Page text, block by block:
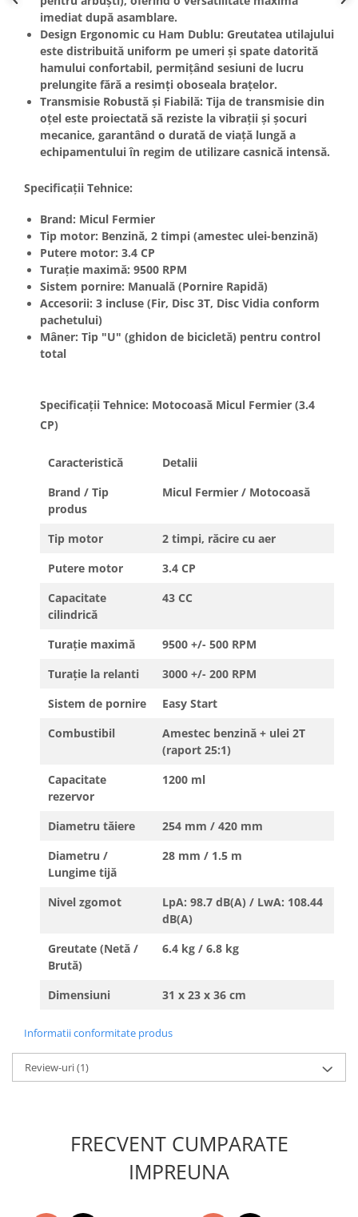
Unelte Gradinarit
Ventilatoare & Sisteme Racire
Aparate de aer conditionat
Ventilatoare
Zootehnie
Foarfeci tuns oi
Incubatoare oua
imediat după asamblare.
Design Ergonomic cu Ham Dublu: Greutatea utilajului
este distribuită uniform pe umeri și spate datorită
hamului confortabil, permițând sesiuni de lucru
prelungite fără a resimți oboseala brațelor.
Transmisie Robustă și Fiabilă: Tija de transmisie din
oțel este proiectată să reziste la vibrații și șocuri
mecanice, garantând o durată de viață lungă a
echipamentului în regim de utilizare casnică intensă.
Specificații Tehnice:
Brand: Micul Fermier
Tip motor: Benzină, 2 timpi (amestec ulei-benzină)
Putere motor: 3.4 CP
Turație maximă: 9500 RPM
Sistem pornire: Manuală (Pornire Rapidă)
Accesorii: 3 incluse (Fir, Disc 3T, Disc Vidia conform
pachetului)
Mâner: Tip "U" (ghidon de bicicletă) pentru control
total
Specificații Tehnice: Motocoasă Micul Fermier (3.4
CP)
Caracteristică
Detalii
Brand / Tip
produs
Micul Fermier / Motocoasă
Tip motor
2 timpi, răcire cu aer
Putere motor
3.4 CP
Capacitate
cilindrică
43 CC
Turație maximă
9500 +/- 500 RPM
Turație la relanti
3000 +/- 200 RPM
Sistem de pornire
Easy Start
Combustibil
Amestec benzină + ulei 2T
(raport 25:1)
Capacitate
rezervor
1200 ml
Diametru tăiere
254 mm / 420 mm
Diametru /
Lungime tijă
28 mm / 1.5 m
Nivel zgomot
LpA: 98.7 dB(A) / LwA: 108.44
dB(A)
Greutate (Netă /
Brută)
6.4 kg / 6.8 kg
Dimensiuni 31 x 23 x 36 cm
Informatii conformitate produs
Review-uri(1)
FRECVENT CUMPARATE
IMPREUNA